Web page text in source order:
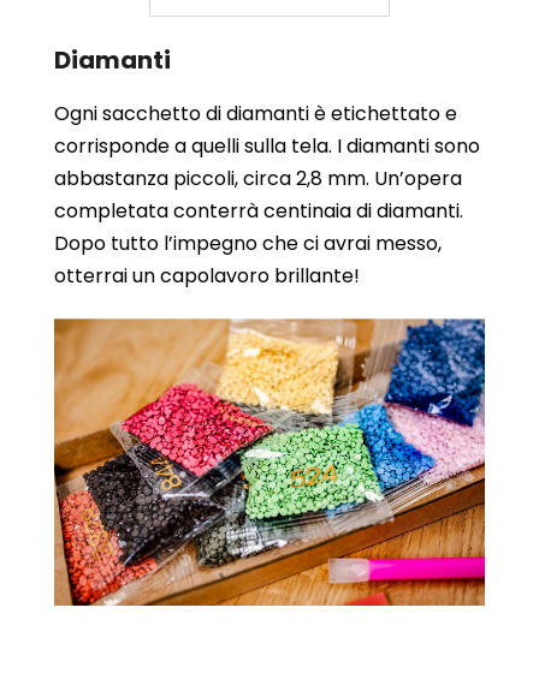
Diamanti
Ogni sacchetto di diamanti è etichettato e
corrisponde a quelli sulla tela. I diamanti sono
abbastanza piccoli, circa 2,8 mm. Un’opera
completata conterrà centinaia di diamanti.
Dopo tutto l’impegno che ci avrai messo,
otterrai un capolavoro brillante!